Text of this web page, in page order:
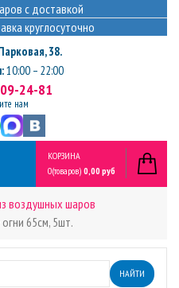
с доставкой
круглосуточно
38.
10:00 – 22:00
24-81
нам
КОРЗИНА
0(товаров) 0,00 руб
воздушных шаров
65см, 5шт.
НАЙТИ